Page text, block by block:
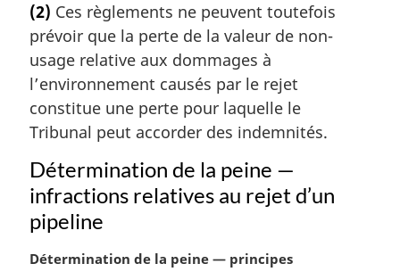
t
e
m
a
g
i
a
l
e
:
(2) Ces règlements ne peuvent toutefois
prévoir que la perte de la valeur de non-
usage relative aux dommages à
l’environnement causés par le rejet
constitue une perte pour laquelle le
Tribunal peut accorder des indemnités.
Détermination de la peine —
infractions relatives au rejet d’un
pipeline
N
Détermination de la peine — principes